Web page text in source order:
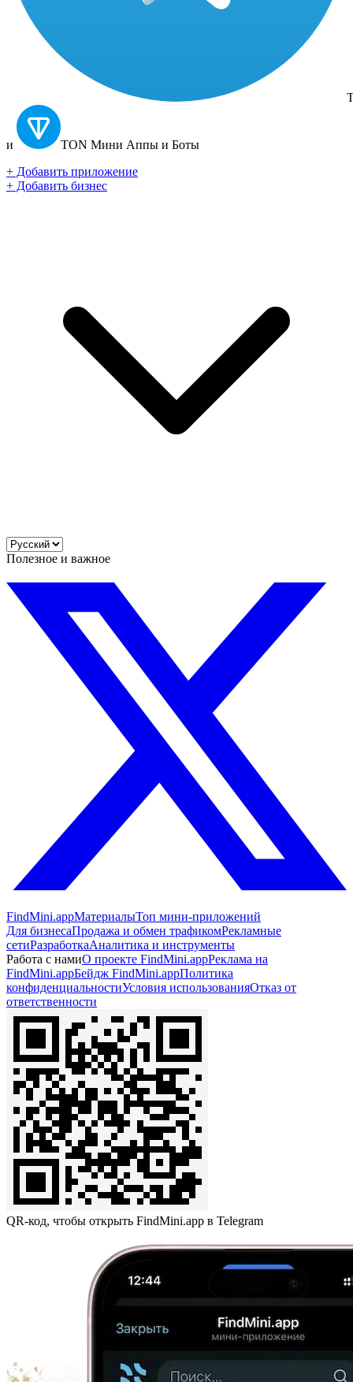
и TON Мини Аппы и Боты
+ Добавить приложение
+ Добавить бизнес
Полезное и важное
FindMini.appМатериалыТоп мини-приложений
Для бизнесаПродажа и обмен трафикомРекламные
сетиРазработкаАналитика и инструменты
Работа с намиО проекте FindMini.appРеклама на
FindMini.appБейдж FindMini.appПолитика
конфиденциальностиУсловия использованияОтказ от
ответственности
QR-код, чтобы открыть FindMini.app в Telegram